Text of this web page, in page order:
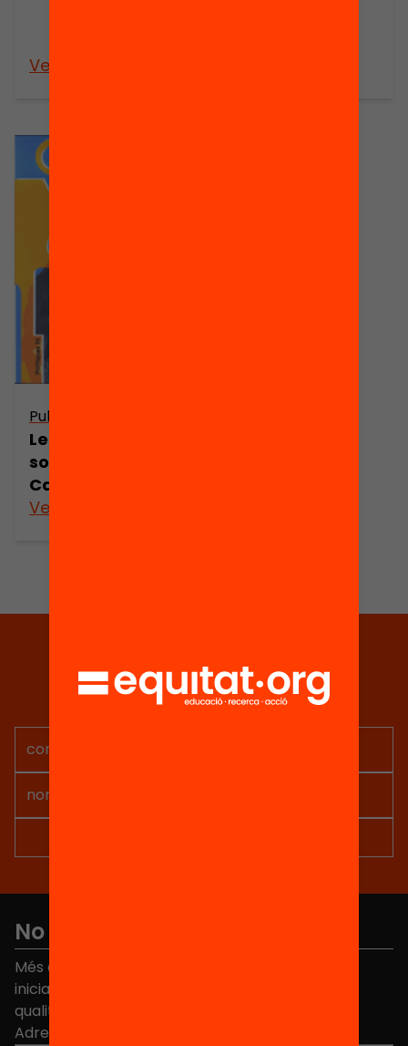
Veure’n més
Publicació
Les desigualtats
socials a
Catalunya
Veure’n més
Tria equitat
Rep continguts, iniciatives i
projectes per implicar-te.
No et perdis res
Més de 40.000 persones ja han triat Equitat. Rep
iniciatives, propostes i projectes per millorar la
qualitat de l'educació a Catalunya.
Adreça electrònica